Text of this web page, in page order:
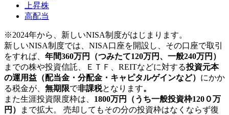
上昇株
高配当
※2024年から、新しいNISA制度がはじまります。
新しいNISA制度では、NISA口座を開設し、その口座で取引
をすれば、 年間360万円（つみたて120万円、一般240万円）
までの株や投資信託、ＥＴＦ、REITなどに対する投資元本
の運用益（配当金・分配金・キャピタルゲインなど） にかか
る税金が、 無期限で非課税となります。
また生涯投資限度枠は、 1800万円（うち一般投資枠120０万
円）
まで拡大。 売却してもその分の投資枠はなくならず復